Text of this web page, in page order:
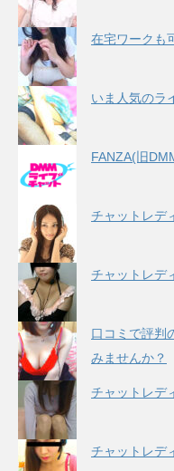
在宅ワークも
いま人気のラ
FANZA(旧
チャットレデ
チャットレデ
口コミで評判
みませんか？
チャットレデ
チャットレデ